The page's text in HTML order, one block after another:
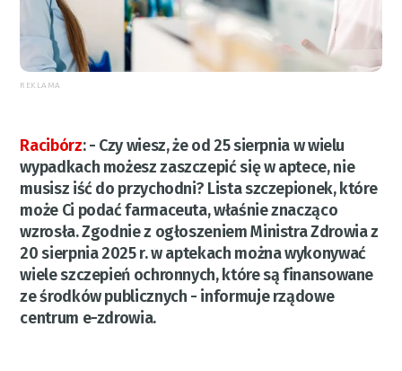
REKLAMA
Racibórz:- Czy wiesz, że od 25 sierpnia w wielu
wypadkach możesz zaszczepić się w aptece, nie
musisz iść do przychodni? Lista szczepionek, które
może Ci podać farmaceuta, właśnie znacząco
wzrosła. Zgodnie z ogłoszeniem Ministra Zdrowia z
20 sierpnia 2025 r. w aptekach można wykonywać
wiele szczepień ochronnych, które są finansowane
ze środków publicznych - informuje rządowe
centrum e-zdrowia.